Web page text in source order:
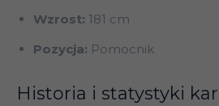
Wzrost: 181 cm
Pozycja: Pomocnik
Historia i statystyki